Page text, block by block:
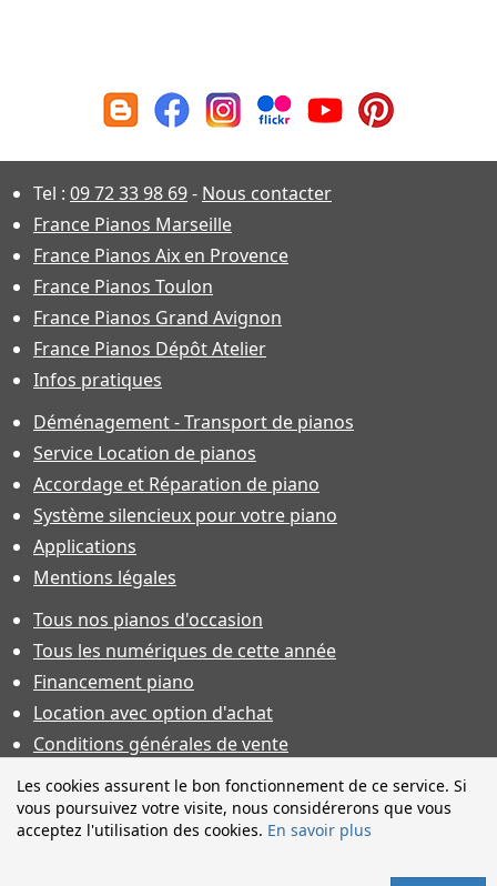
Les cookies assurent le bon fonctionnement de ce service. Si
vous poursuivez votre visite, nous considérerons que vous
acceptez l'utilisation des cookies. En savoir plus
Tel : 09 72 33 98 69- Nous contacter
France Pianos Marseille
France Pianos Aix en Provence
France Pianos Toulon
France Pianos Grand Avignon
France Pianos Dépôt Atelier
Infos pratiques
Déménagement - Transport de pianos
Service Location de pianos
Accordage et Réparation de piano
Système silencieux pour votre piano
Applications
Mentions légales
Tous nos pianos d'occasion
Tous les numériques de cette année
Financement piano
Location avec option d'achat
Conditions générales de vente
Offres d'emploi & contrat d'apprentissage
Photos non contractuelles. Caractéristiques techniques sous
toutes réserves et sauf erreur. Financement sous réserve